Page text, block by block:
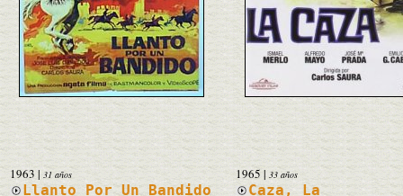
1963 | 31 años
Llanto Por Un Bandido
1965 | 33 años
Caza, La